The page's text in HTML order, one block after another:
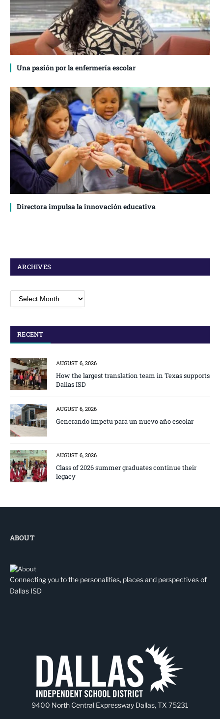
Una pasión por la enfermería escolar
Directora impulsa la innovación educativa
ARCHIVES
RECENT
AUGUST 6, 2026
How the largest translation team in Texas supports
Dallas ISD
AUGUST 6, 2026
Generando ímpetu para un nuevo año escolar
AUGUST 6, 2026
Class of 2026 summer graduates continue their
legacy
ABOUT
Connecting you to the personalities, places and perspectives of
Dallas ISD
9400 North Central Expressway Dallas, TX 75231